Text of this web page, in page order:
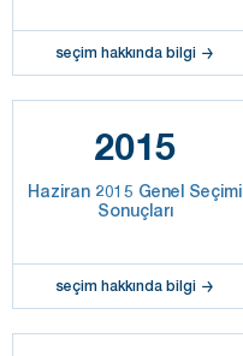
seçim hakkında bilgi
2015
Haziran 2015 Genel Seçimi
Sonuçları
seçim hakkında bilgi